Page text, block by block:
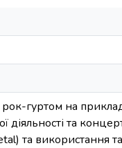
гуртом на
діяльності та
та використання